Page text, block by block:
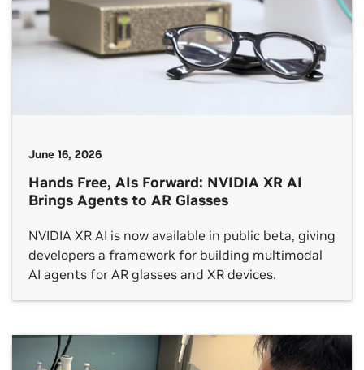
June 16, 2026
Hands Free, AIs Forward: NVIDIA XR AI
Brings Agents to AR Glasses
NVIDIA XR AI is now available in public beta, giving
developers a framework for building multimodal
AI agents for AR glasses and XR devices.